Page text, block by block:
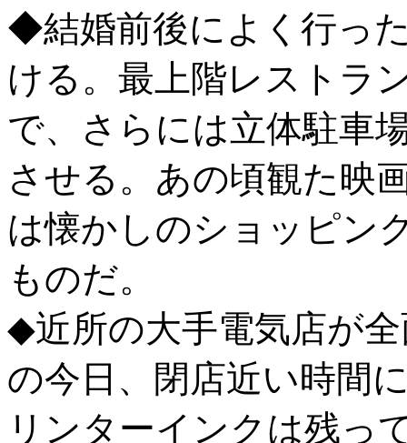
◆結婚前後によく行っ
ける。最上階レストラ
で、さらには立体駐車
させる。あの頃観た映
は懐かしのショッピン
ものだ。
◆近所の大手電気店が
の今日、閉店近い時間
リンターインクは残っ